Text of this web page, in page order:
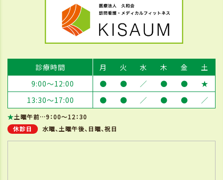
診療時間 月 火 水 木 金
土
9:00～12:00
● ● ／ ● ●
★
13:30～17:00
● ● ／ ● ● ／
★土曜午前…9：00～12：30
休診日
水曜、土曜午後、日曜、祝日